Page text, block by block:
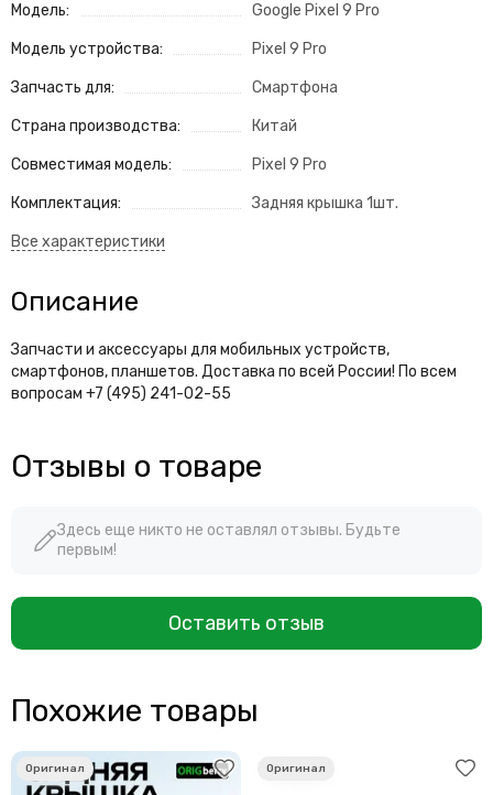
Модель: Google Pixel 9 Pro
Модель устройства: Pixel 9 Pro
Запчасть для: Смартфона
Страна производства: Китай
Совместимая модель: Pixel 9 Pro
Комплектация: Задняя крышка 1шт.
Описание
Запчасти и аксессуары для мобильных устройств,
смартфонов, планшетов. Доставка по всей России! По всем
вопросам +7 (495) 241-02-55
Отзывы о товаре
Здесь еще никто не оставлял отзывы. Будьте
первым!
Оставить отзыв
Похожие товары